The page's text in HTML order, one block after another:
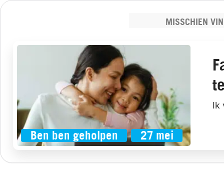
MISSCHIEN
Ben ben geholpen 27 mei
Ik